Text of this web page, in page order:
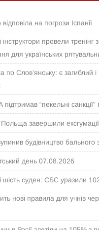
відповіла на погрози Іспанії
інструктори провели тренінг
для українських
по Слов’янську: є загиблий і
“пекельні
Польща завершили
будівництво бального
день 07.08.2026
суден: СБС уразили
нові правила для учнів